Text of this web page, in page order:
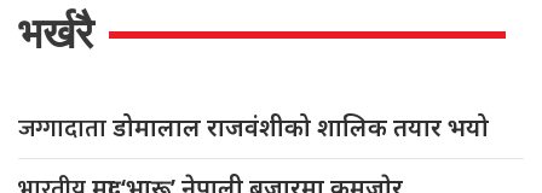
भर्खरै
जग्गादाताडोमालाल राजवंशीको शालिक तयार भयो